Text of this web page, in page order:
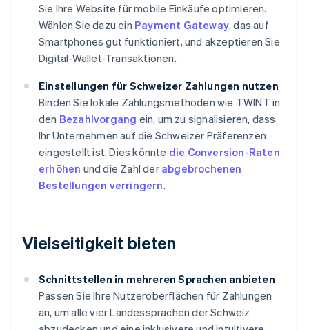
Sie Ihre Website für mobile Einkäufe optimieren.
Wählen Sie dazu ein Payment Gateway, das auf
Smartphones gut funktioniert, und akzeptieren Sie
Digital-Wallet-Transaktionen.
Einstellungen für Schweizer Zahlungen nutzen
Binden Sie lokale Zahlungsmethoden wie TWINT in
den Bezahlvorgang ein, um zu signalisieren, dass
Ihr Unternehmen auf die Schweizer Präferenzen
eingestellt ist. Dies könnte die Conversion-Raten
erhöhen und die Zahl der abgebrochenen
Bestellungen verringern.
Vielseitigkeit bieten
Schnittstellen in mehreren Sprachen anbieten
Passen Sie Ihre Nutzeroberflächen für Zahlungen
an, um alle vier Landessprachen der Schweiz